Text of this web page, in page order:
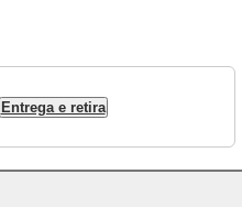
Entrega e retira